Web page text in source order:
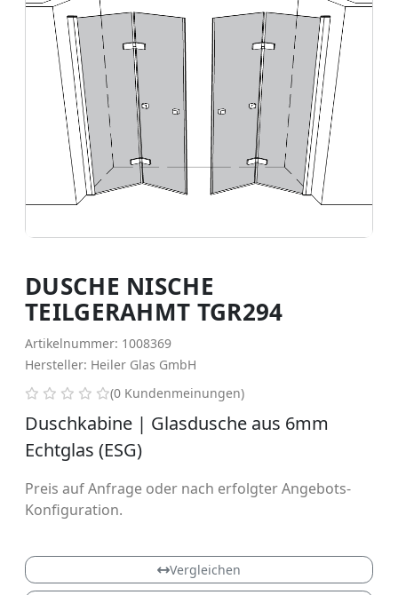
DUSCHE NISCHE
TEILGERAHMT TGR294
Artikelnummer: 1008369
Hersteller: Heiler Glas GmbH
0 von 5 Sternen
(0 Kundenmeinungen)
Duschkabine | Glasdusche aus 6mm
Echtglas (ESG)
Preis auf Anfrage oder nach erfolgter Angebots-
Konfiguration.
Vergleichen